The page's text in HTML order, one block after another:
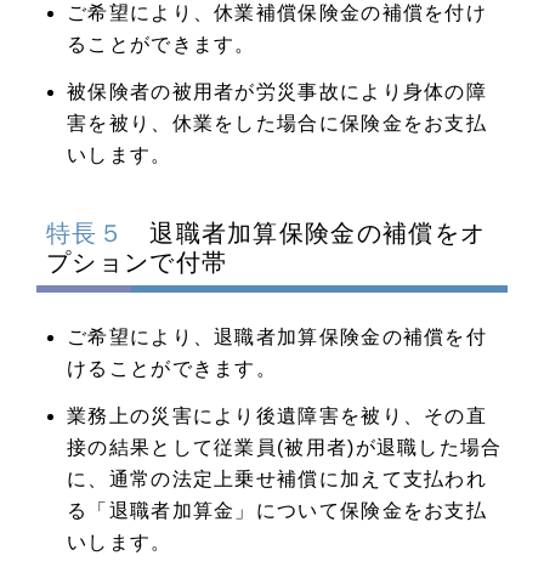
ご希望により、休業補償保険金の補償を付け
ることができます。
被保険者の被用者が労災事故により身体の障
害を被り、休業をした場合に保険金をお支払
いします。
特長５
退職者加算保険金の補償をオ
プションで付帯
ご希望により、退職者加算保険金の補償を付
けることができます。
業務上の災害により後遺障害を被り、その直
接の結果として従業員(被用者)が退職した場合
に、通常の法定上乗せ補償に加えて支払われ
る「退職者加算金」について保険金をお支払
いします。